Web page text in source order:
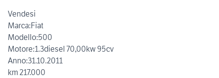
Vendesi
Marca:Fiat
Modello:500
Motore:1.3diesel 70,00kw 95cv
Anno:31.10.2011
km 217.000